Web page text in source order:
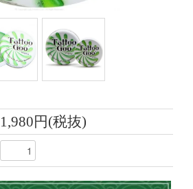
1,980円(税抜)